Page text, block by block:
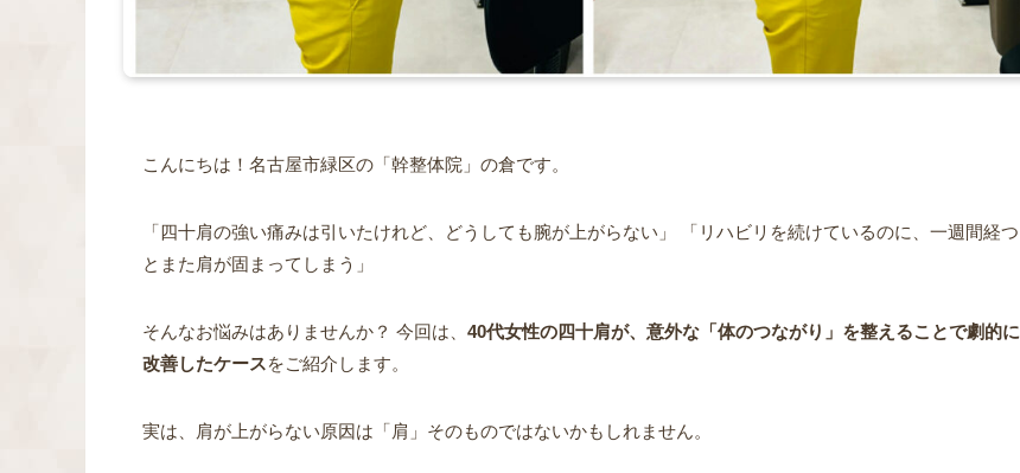
こんにちは！名古屋市緑区の「幹整体院」の倉です。
「四十肩の強い痛みは引いたけれど、どうしても腕が上がらない」 「リハビリを続けているのに、一週間経つ
とまた肩が固まってしまう」
そんなお悩みはありませんか？ 今回は、 40代女性の四十肩が、意外な「体のつながり」を整えることで劇的に
改善したケースをご紹介します。
実は、肩が上がらない原因は「肩」そのものではないかもしれません。